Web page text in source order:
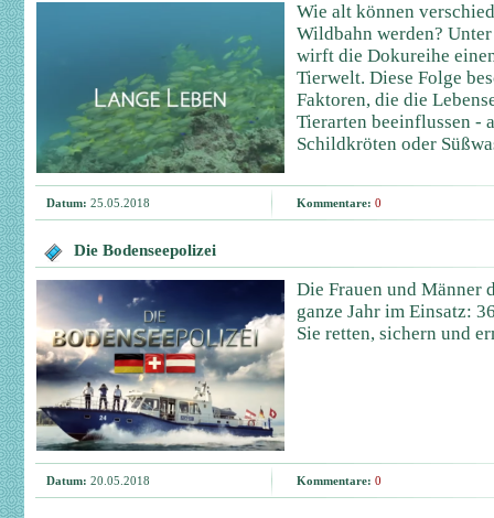
Wie alt können
Wildbahn werden?
wirft die Dokureihe
Tierwelt. Diese Folge
Faktoren, die die
Tierarten beeinflussen -
Schildkröten oder
Datum: 25.05.2018 Kommentare: 0
Die Bodenseepolizei
Die Frauen und Männer
ganze Jahr im Einsatz:
Sie retten, sichern und
Datum: 20.05.2018 Kommentare: 0